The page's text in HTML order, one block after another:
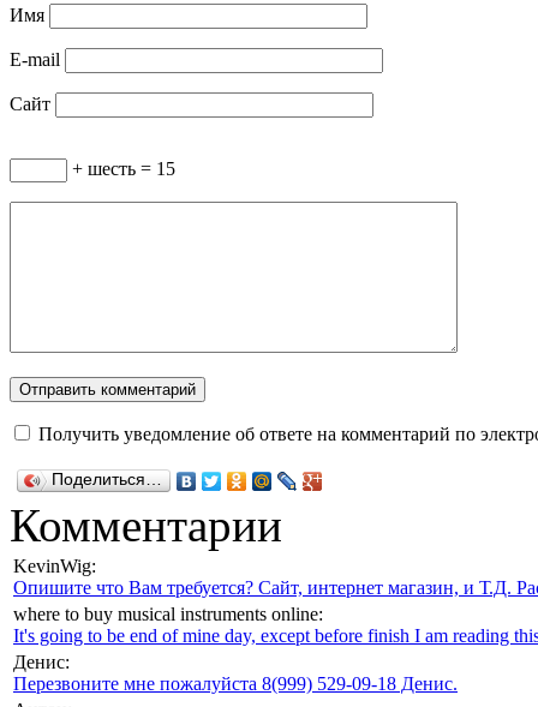
Имя
E-mail
Сайт
+ шесть = 15
Получить уведомление об ответе на комментарий по
Поделиться…
Комментарии
KevinWig:
Опишите что Вам требуется? Сайт, интернет магазин, и Т.Д.
where to buy musical instruments online:
It's going to be end of mine day, except before finish I am reading
Денис:
Перезвоните мне пожалуйста 8(999) 529-09-18 Денис.